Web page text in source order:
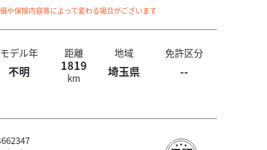
や保険内容等によって変わる場合がございます
モデル年 距離 地域 免許区分
不明 1819
km 埼玉県 --